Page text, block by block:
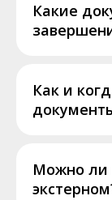
Какие
Как и
Можно ли